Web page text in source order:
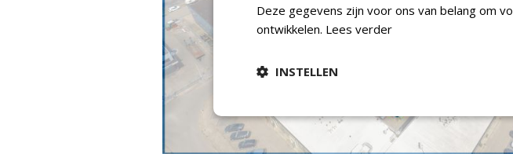
Deze gegevens zijn voor ons van belang om
ontwikkelen. Lees verder
INSTELLEN